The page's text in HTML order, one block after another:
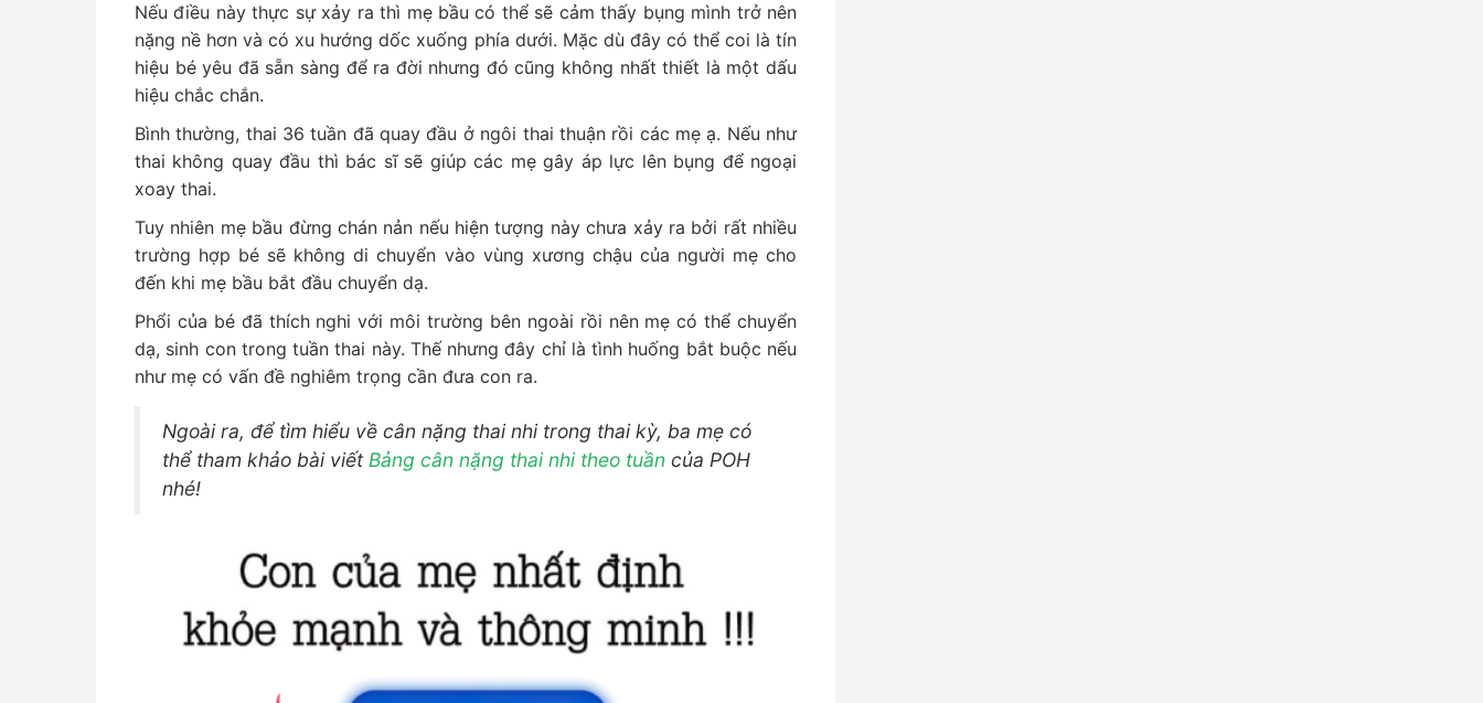
Nếu điều này thực sự xảy ra thì mẹ bầu có thể sẽ cảm thấy bụng mình trở nên
nặng nề hơn và có xu hướng dốc xuống phía dưới. Mặc dù đây có thể coi là tín
hiệu bé yêu đã sẵn sàng để ra đời nhưng đó cũng không nhất thiết là một dấu
hiệu chắc chắn.
Bình thường, thai 36 tuần đã quay đầu ở ngôi thai thuận rồi các mẹ ạ. Nếu như
thai không quay đầu thì bác sĩ sẽ giúp các mẹ gây áp lực lên bụng để ngoại
xoay thai.
Tuy nhiên mẹ bầu đừng chán nản nếu hiện tượng này chưa xảy ra bởi rất nhiều
trường hợp bé sẽ không di chuyển vào vùng xương chậu của người mẹ cho
đến khi mẹ bầu bắt đầu chuyển dạ.
Phổi của bé đã thích nghi với môi trường bên ngoài rồi nên mẹ có thể chuyển
dạ, sinh con trong tuần thai này. Thế nhưng đây chỉ là tình huống bắt buộc nếu
như mẹ có vấn đề nghiêm trọng cần đưa con ra.
Ngoài ra, để tìm hiểu về cân nặng thai nhi trong thai kỳ, ba mẹ có
thể tham khảo bài viết Bảng cân nặng thai nhi theo tuần của POH
nhé!